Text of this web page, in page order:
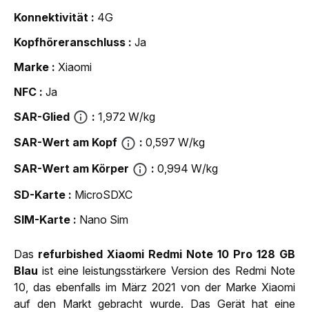
Konnektivität
4G
Kopfhöreranschluss
Ja
Marke
Xiaomi
NFC
Ja
SAR-Glied
1,972 W/kg
SAR-Wert am Kopf
0,597 W/kg
SAR-Wert am Körper
0,994 W/kg
SD-Karte
MicroSDXC
SIM-Karte
Nano Sim
Das refurbished Xiaomi Redmi Note 10 Pro 128 GB
Blau ist eine leistungsstärkere Version des Redmi Note
10, das ebenfalls im März 2021 von der Marke Xiaomi
auf den Markt gebracht wurde. Das Gerät hat eine